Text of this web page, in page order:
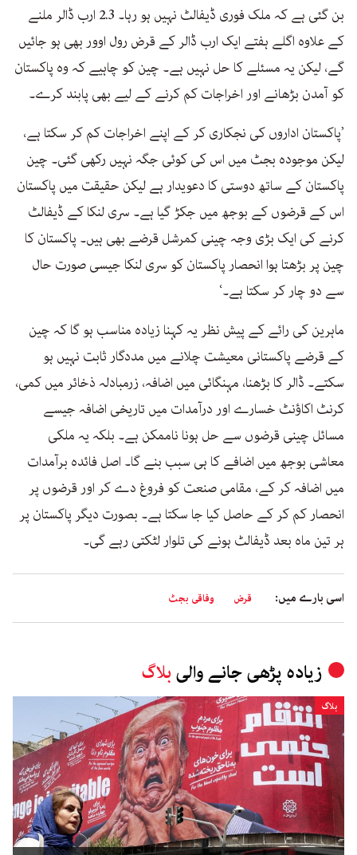
بن گئی ہے کہ ملک فوری ڈیفالٹ نہیں ہو رہا۔ 2.3 ارب ڈالر ملنے
کے علاوہ اگلے ہفتے ایک ارب ڈالر کے قرض رول اوور بھی ہو جائیں
گے، لیکن یہ مسئلے کا حل نہیں ہے۔ چین کو چاہیے کہ وہ پاکستان
کو آمدن بڑھانے اور اخراجات کم کرنے کے لیے بھی پابند کرے۔
’پاکستان اداروں کی نجکاری کر کے اپنے اخراجات کم کر سکتا ہے،
لیکن موجودہ بجٹ میں اس کی کوئی جگہ نہیں رکھی گئی۔ چین
پاکستان کے ساتھ دوستی کا دعویدار ہے لیکن حقیقت میں پاکستان
اس کے قرضوں کے بوجھ میں جکڑ گیا ہے۔ سری لنکا کے ڈیفالٹ
کرنے کی ایک بڑی وجہ چینی کمرشل قرضے بھی ہیں۔ پاکستان کا
چین پر بڑھتا ہوا انحصار پاکستان کو سری لنکا جیسی صورت حال
سے دو چار کر سکتا ہے۔‘
ماہرین کی رائے کے پیش نظر یہ کہنا زیادہ مناسب ہو گا کہ چین
کے قرضے پاکستانی معیشت چلانے میں مددگار ثابت نہیں ہو
سکتے۔ ڈالر کا بڑھنا، مہنگائی میں اضافہ، زرمبادلہ ذخائر میں کمی،
کرنٹ اکاؤنٹ خسارے اور درآمدات میں تاریخی اضافہ جیسے
مسائل چینی قرضوں سے حل ہونا ناممکن ہے۔ بلکہ یہ ملکی
معاشی بوجھ میں اضافے کا ہی سبب بنے گا۔ اصل فائدہ برآمدات
میں اضافہ کر کے، مقامی صنعت کو فروغ دے کر اور قرضوں پر
انحصار کم کر کے حاصل کیا جا سکتا ہے۔ بصورت دیگر پاکستان پر
ہر تین ماہ بعد ڈیفالٹ ہونے کی تلوار لٹکتی رہے گی۔
اسی بارے میں: قرض وفاقی بجٹ
زیادہ پڑھی جانے والی بلاگ
بلاگ